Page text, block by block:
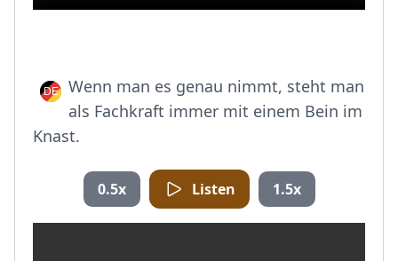
Wenn man es genau nimmt, steht man
als Fachkraft immer mit einem Bein im
Knast.
0.5x Listen 1.5x